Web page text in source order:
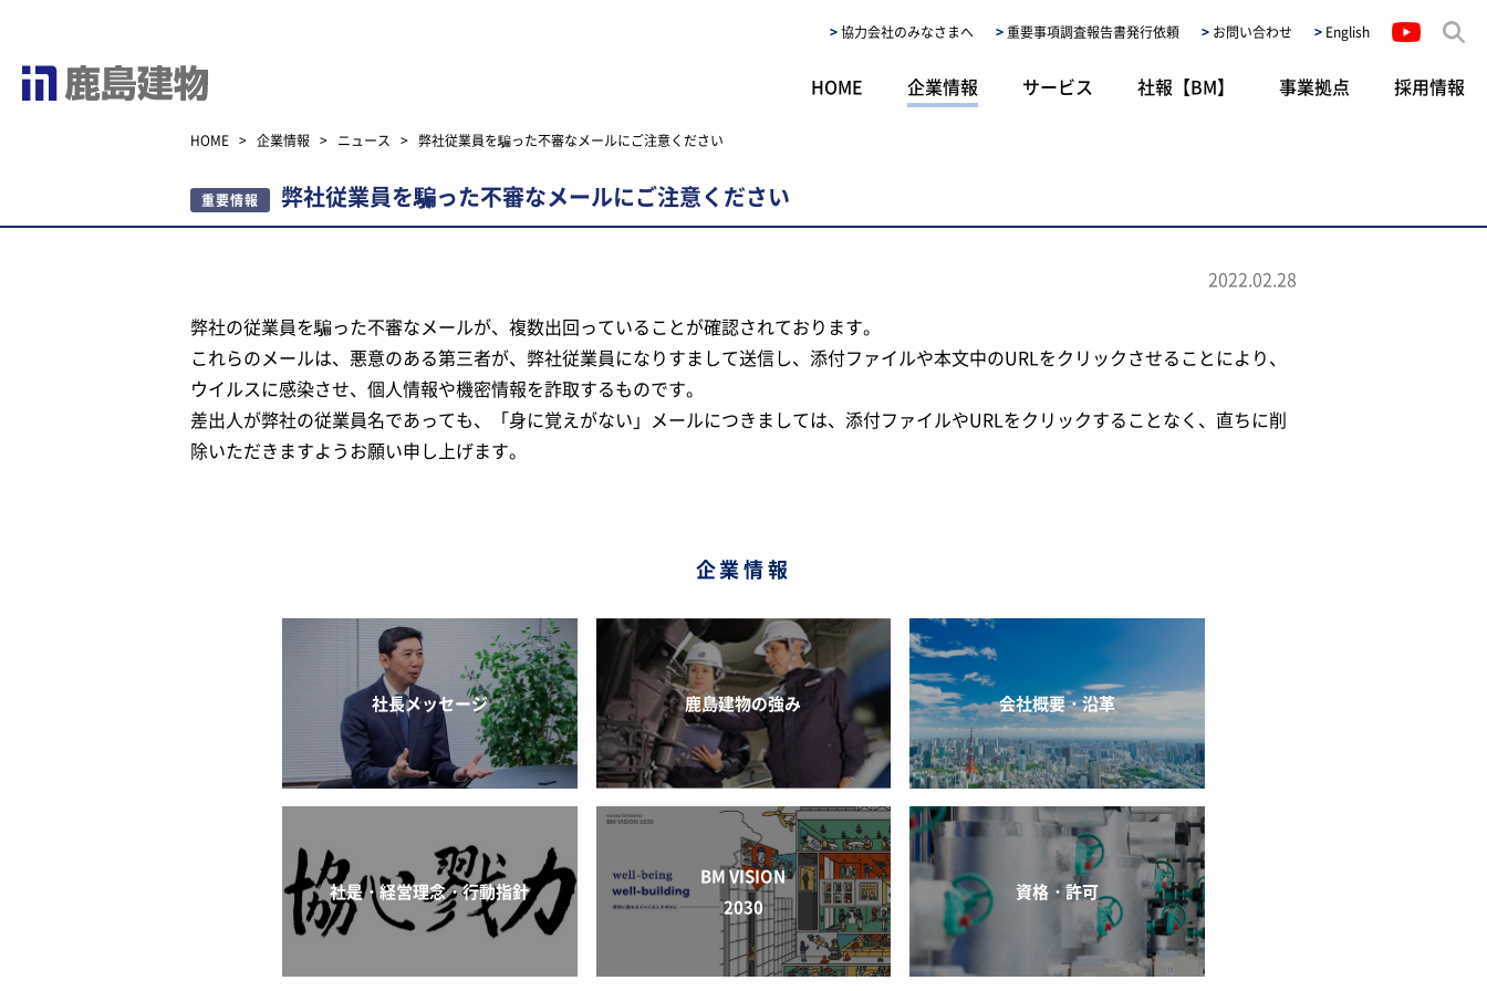
協力会社のみなさまへ 重要事項調査報告書発行依頼 お問い合わせ English
HOME 企業情報 サービス 社報【BM】 事業拠点 採用情報
HOME > 企業情報 > ニュース > 弊社従業員を騙った不審なメールにご注意ください
重要情報 弊社従業員を騙った不審なメールにご注意ください
2022.02.28
弊社の従業員を騙った不審なメールが、複数出回っていることが確認されております。
これらのメールは、悪意のある第三者が、弊社従業員になりすまして送信し、添付ファイルや本文中のURLをクリックさせることにより、
ウイルスに感染させ、個人情報や機密情報を詐取するものです。
差出人が弊社の従業員名であっても、「身に覚えがない」メールにつきましては、添付ファイルやURLをクリックすることなく、直ちに削
除いただきますようお願い申し上げます。
企業情報
社長メッセージ 鹿島建物の強み 会社概要・沿革
社是・経営理念・行動指針
BM VISION
2030
資格・許可